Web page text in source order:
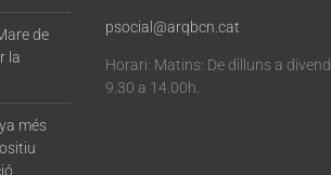
de
la
més
psocial@arqbcn.cat
Horari: Matins: De dilluns a
9.30 a 14.00h.